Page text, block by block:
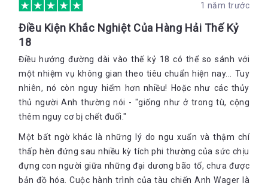
1 năm trước
Điều Kiện Khắc Nghiệt Của Hàng Hải Thế Kỷ
18
Điều hướng đường dài vào thế kỷ 18 có thể so sánh với
một nhiệm vụ không gian theo tiêu chuẩn hiện nay... Tuy
nhiên, nó còn nguy hiểm hơn nhiều! Hoặc như các thủy
thủ người Anh thường nói - "giống như ở trong tù, cộng
thêm nguy cơ bị chết đuối."
Một bất ngờ khác là những lý do ngu xuẩn và thậm chí
thấp hèn đứng sau nhiều kỳ tích phi thường của sức chịu
đựng con người giữa những đại dương bão tố, chưa được
bản đồ hóa. Cuộc hành trình của tàu chiến Anh Wager là